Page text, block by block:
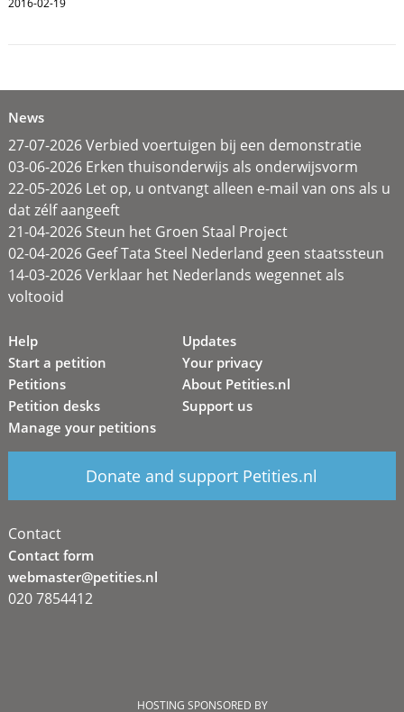
2016-02-19
News
27-07-2026 Verbied voertuigen bij een demonstratie
03-06-2026 Erken thuisonderwijs als onderwijsvorm
22-05-2026 Let op, u ontvangt alleen e-mail van ons als u
dat zélf aangeeft
21-04-2026 Steun het Groen Staal Project
02-04-2026 Geef Tata Steel Nederland geen staatssteun
14-03-2026 Verklaar het Nederlands wegennet als
voltooid
Help
Start a petition
Petitions
Petition desks
Manage your petitions
Updates
Your privacy
About Petities.nl
Support us
Donate and support Petities.nl
Contact
Contact form
webmaster@petities.nl
020 7854412
HOSTING SPONSORED BY